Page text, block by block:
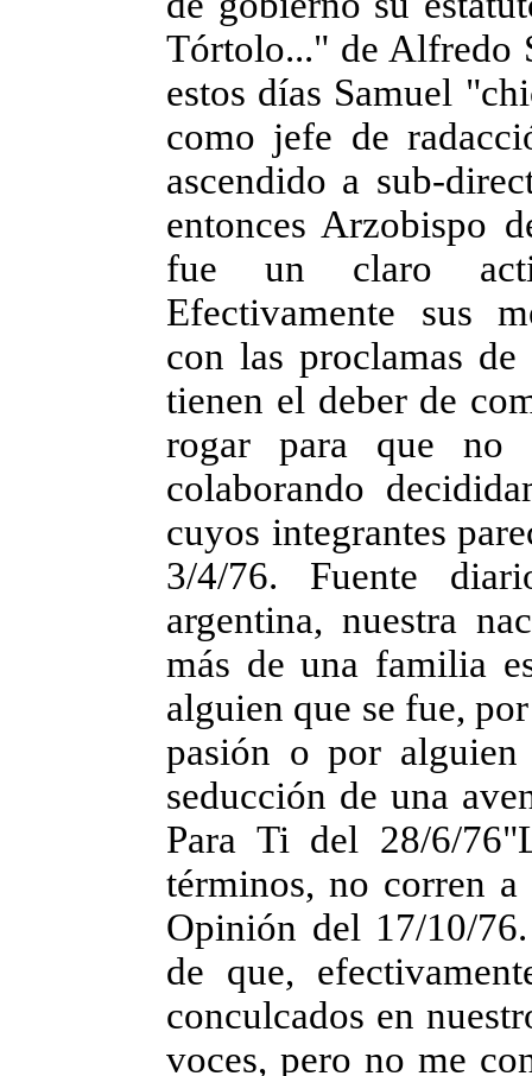
Tórtolo..." de Alfredo
estos días Samuel
como jefe de
ascendido a sub-
entonces Arzobispo
fue un claro
Efectivamente sus
con las proclamas
tienen el deber de
rogar para que no
colaborando
cuyos integrantes
3/4/76. Fuente
argentina, nuestra
más de una familia
alguien que se fue,
pasión o por
seducción de una
Para Ti del 28/6/
términos, no corren
Opinión del 17/10/
de que,
conculcados en
voces, pero no me